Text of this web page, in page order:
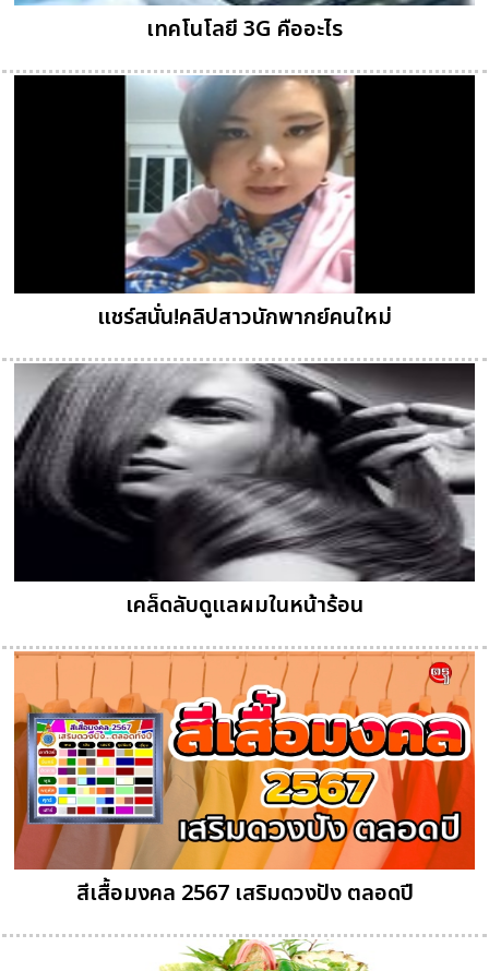
เทคโนโลยี 3G คืออะไร
แชร์สนั่น!คลิปสาวนักพากย์คนใหม่
เคล็ดลับดูแลผมในหน้าร้อน
สีเสื้อมงคล 2567 เสริมดวงปัง ตลอดปี